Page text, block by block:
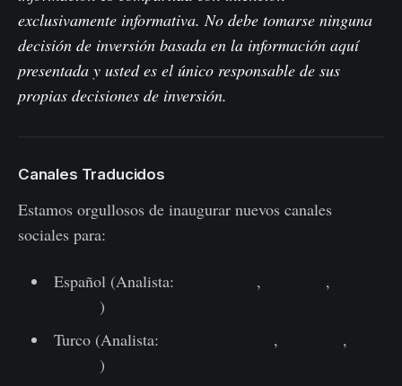
exclusivamente informativa. No debe tomarse ninguna
decisión de inversión basada en la información aquí
presentada y usted es el único responsable de sus
propias decisiones de inversión.
Canales Traducidos
Estamos orgullosos de inaugurar nuevos canales
sociales para:
Español (Analista: ,
,
)
Turco (Analista:
,
,
)